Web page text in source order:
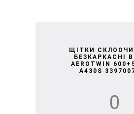
ЩІТКИ
БЕЗКАРКАСНІ
AEROTWIN
A430S
0